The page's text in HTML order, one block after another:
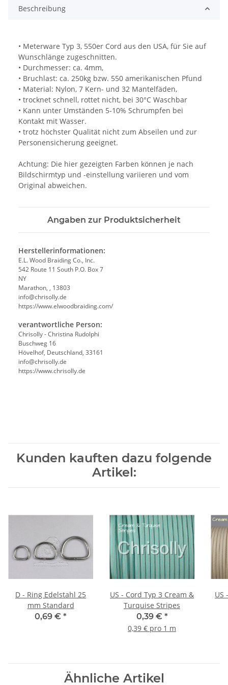
Beschreibung
• Meterware Typ 3, 550er Cord aus den USA, für Sie auf
Wunschlänge zugeschnitten.
• Durchmesser: ca. 4mm,
• Bruchlast: ca. 250kg bzw. 550 amerikanischen Pfund
• Material: Nylon, 7 Kern- und 32 Mantelfäden,
• trocknet schnell, rottet nicht, bei 30°C Waschbar
• Kann unter Umständen 5-10% Schrumpfen bei
Kontakt mit Wasser.
• trotz höchster Qualität nicht zum Abseilen und zur
Personensicherung geeignet.
Achtung: Die hier gezeigten Farben können je nach
Bildschirmtyp und -einstellung variieren und vom
Original abweichen.
Angaben zur Produktsicherheit
Herstellerinformationen:
E.L. Wood Braiding Co., Inc.
542 Route 11 South P.O. Box 7
NY
Marathon, , 13803
info@chrisolly.de
https://www.elwoodbraiding.com/
verantwortliche Person:
Chrisolly - Christina Rudolphi
Buschweg 16
Hövelhof, Deutschland, 33161
info@chrisolly.de
https://www.chrisolly.de
Kunden kauften dazu folgende
Artikel:
D - Ring Edelstahl 25
mm Standard
0,69 € *
US - Cord Typ 3 Cream &
Turquise Stripes
0,39 € *
0,39 € pro 1 m
US -
Ähnliche Artikel